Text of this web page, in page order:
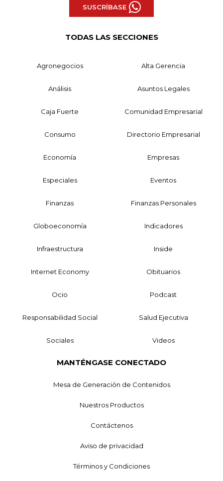
SUSCRÍBASE
TODAS LAS SECCIONES
Agronegocios Alta Gerencia
Análisis Asuntos Legales
Caja Fuerte Comunidad Empresarial
Consumo Directorio Empresarial
Economía Empresas
Especiales Eventos
Finanzas Finanzas Personales
Globoeconomía Indicadores
Infraestructura Inside
Internet Economy Obituarios
Ocio Podcast
Responsabilidad Social Salud Ejecutiva
Sociales Videos
MANTÉNGASE CONECTADO
Mesa de Generación de Contenidos
Nuestros Productos
Contáctenos
Aviso de privacidad
Términos y Condiciones